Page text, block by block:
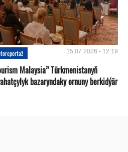
15.07.2026 - 12:19
Malaysia” Türkmenistanyň
bazaryndaky ornuny berkidýär